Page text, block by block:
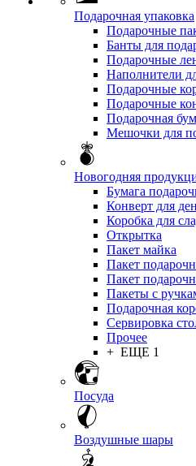
Подарочная упаковка
Подарочные
Банты для
Подарочные
Наполнители
Подарочные
Подарочные
Подарочная
Мешочки для
Новогодняя
Бумага
Конверт для
Коробка для
Открытка
Пакет майка
Пакет
Пакет
Пакеты с
Подарочная
Сервировка
Прочее
+ ЕЩЕ 1
Посуда
Воздушные шары